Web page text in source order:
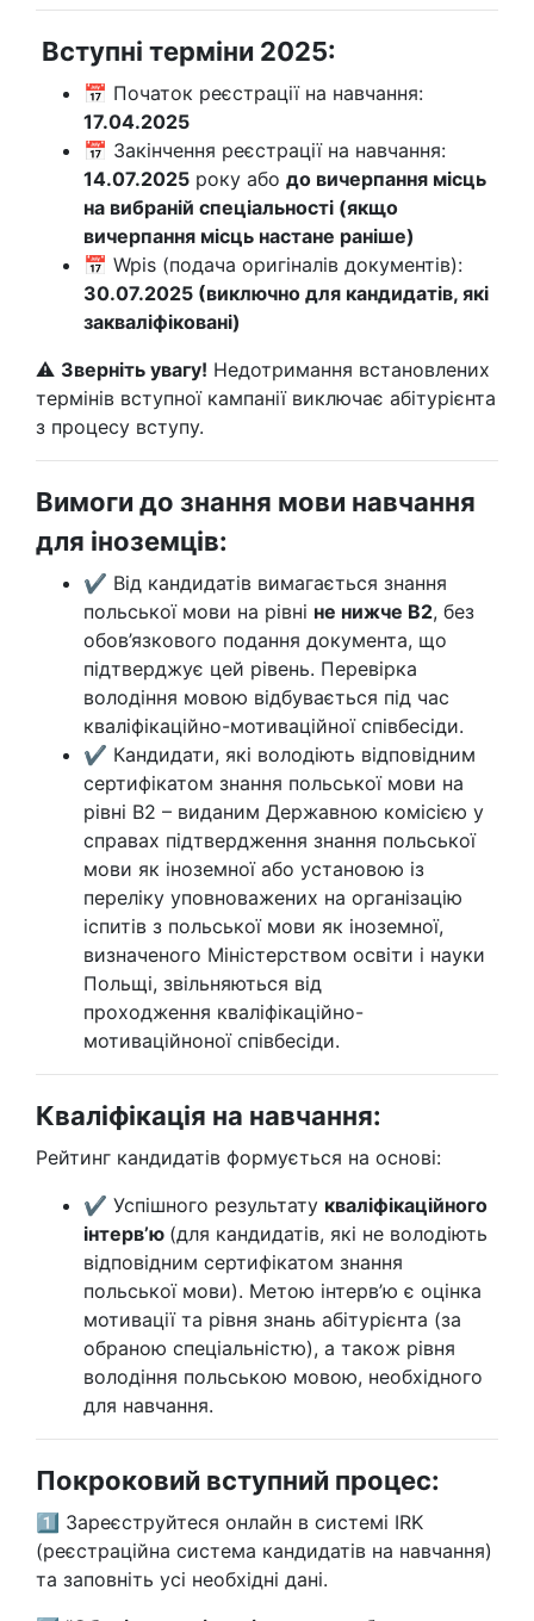
Вступні терміни 2025:
📅 Початок реєстрації на навчання:
17.04.2025
📅 Закінчення реєстрації на навчання:
14.07.2025 року або до вичерпання місць
на вибраній спеціальності (якщо
вичерпання місць настане раніше)
📅 Wpis (подача оригіналів документів):
30.07.2025 (виключно для кандидатів, які
закваліфіковані)
⚠ Зверніть увагу! Недотримання встановлених
термінів вступної кампанії виключає абітурієнта
з процесу вступу.
Вимоги до знання мови навчання
для іноземців:
✔ Від кандидатів вимагається знання
польської мови на рівні не нижче В2, без
обов’язкового подання документа, що
підтверджує цей рівень. Перевірка
володіння мовою відбувається під час
кваліфікаційно-мотиваційної співбесіди.
✔ Кандидати, які володіють відповідним
сертифікатом знання польської мови на
рівні В2 – виданим Державною комісією у
справах підтвердження знання польської
мови як іноземної або установою із
переліку уповноважених на організацію
іспитів з польської мови як іноземної,
визначеного Міністерством освіти і науки
Польщі, звільняються від
проходження кваліфікаційно-
мотиваційноної співбесіди.
Кваліфікація на навчання:
Рейтинг кандидатів формується на основі:
✔ Успішного результату кваліфікаційного
інтерв’ю (для кандидатів, які не володіють
відповідним сертифікатом знання
польської мови). Метою інтерв’ю є оцінка
мотивації та рівня знань абітурієнта (за
обраною спеціальністю), а також рівня
володіння польською мовою, необхідного
для навчання.
Покроковий вступний процес:
1️⃣ Зареєструйтеся онлайн в системі IRK
(реєстраційна система кандидатів на навчання)
та заповніть усі необхідні дані.